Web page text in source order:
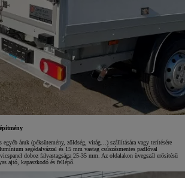
egyéb áruk (péksütemény, zöldség, virág…) szállítására vagy terítésére
segédalvázzal és 15 mm vastag csúszásmentes padlóval
doboz falvastagsága 25-35 mm. Az oldalakon üvegszál erősítésű
ajtó, kapaszkodó és fellépő.